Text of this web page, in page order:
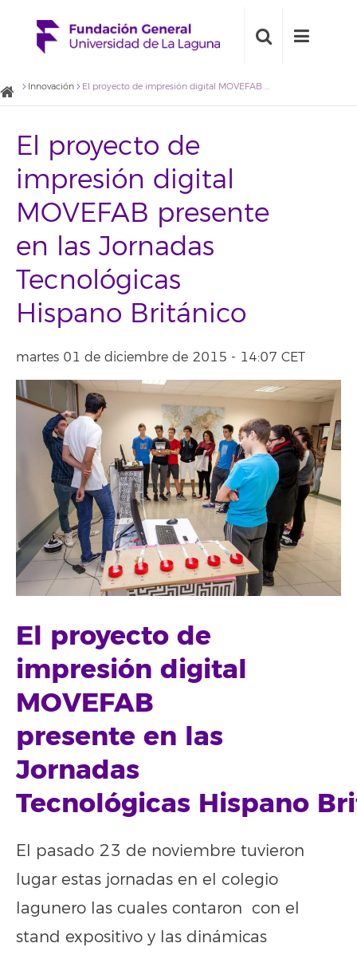
Innovación El proyecto de impresión digital MOVEFAB presente en las Jornadas Tecnológicas Hispano Británico
El proyecto de
impresión digital
MOVEFAB presente
en las Jornadas
Tecnológicas
Hispano Británico
martes 01 de diciembre de 2015 - 14:07 CET
El proyecto de
impresión digital
MOVEFAB
presente en las
Jornadas
Tecnológicas Hispano
El pasado 23 de noviembre tuvieron
lugar estas jornadas en el colegio
lagunero las cuales contaron con el
stand expositivo y las dinámicas